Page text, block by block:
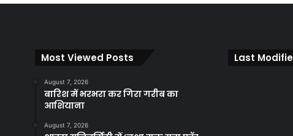
Most Viewed Posts
August 7, 2026
बारिश में भरभरा कर गिरा गरीब का
आशियाना
August 7, 2026
Last